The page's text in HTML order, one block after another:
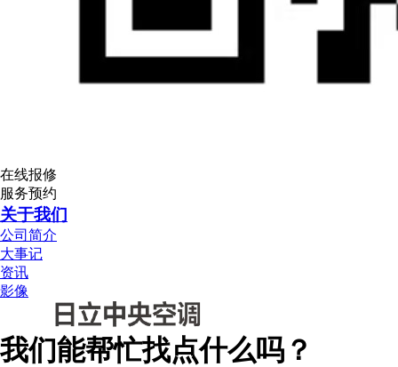
在线报修
服务预约
关于我们
公司简介
大事记
资讯
影像
我们能帮忙找点什么吗？